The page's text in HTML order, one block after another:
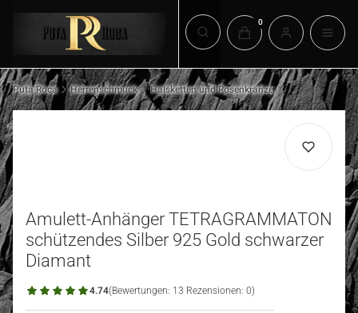
Suchmaschine öffnen
Produkte im
Puta Roca Herrenschmuck Halsketten und Rosenkränze
Amulett-Anhänger TETRAGRAMMATON
schützendes Silber 925 Gold schwarzer
Diamant
4.74(Bewertungen: 13 Rezensionen: 0)